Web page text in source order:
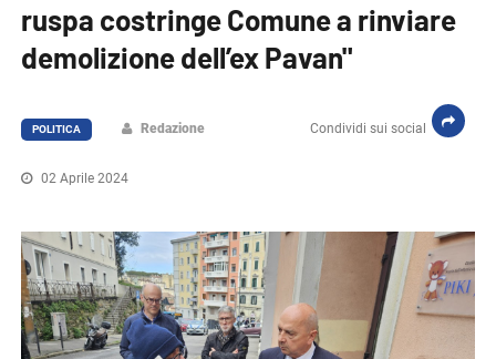
ruspa costringe Comune a rinviare
demolizione dell’ex Pavan"
Condividi sui social
POLITICA Redazione
02 Aprile 2024